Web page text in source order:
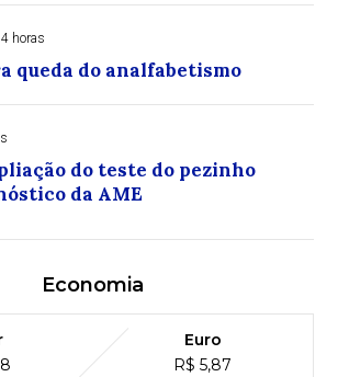
horas
queda do analfabetismo
do teste do pezinho
da AME
Economia
Euro
R$ 5,87